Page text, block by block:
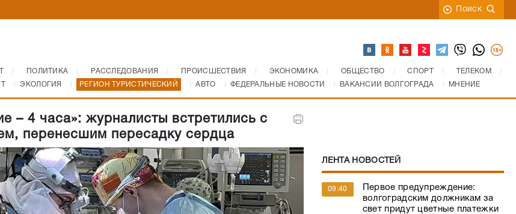
Поиск
ПОЛИТИКА РАССЛЕДОВАНИЯ ПРОИСШЕСТВИЯ ЭКОНОМИКА ОБЩЕСТВО СПОРТ
ТЕЛЕКОМ
ЭКОЛОГИЯ РЕГИОН ТУРИСТИЧЕСКИЙ АВТО ФЕДЕРАЛЬНЫЕ НОВОСТИ ВАКАНСИИ ВОЛГОГРАДА МНЕНИЕ
– 4 часа»: журналисты встретились с
перенесшим пересадку сердца
ЛЕНТА НОВОСТЕЙ
09:40
Первое предупреждение:
волгоградским должникам за
свет придут цветные платежки